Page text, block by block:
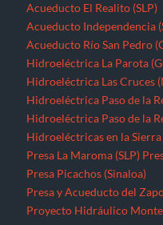
Acueducto El Realito (SLP)
Acueducto Independencia
Acueducto Río San Pedro
Hidroeléctrica La Parota
Hidroeléctrica Las Cruces
Hidroeléctrica Paso de la
Hidroeléctrica Paso de la
Hidroeléctricas en la
Presa La Maroma (SLP)
Presa Picachos (Sinaloa)
Presa y Acueducto del
Proyecto Hidráulico